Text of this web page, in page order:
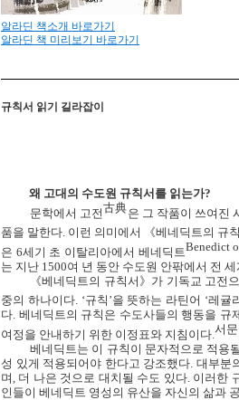
알라딘 책소개 바로가기
알라딘 책 미리보기 바로가기
규칙서 읽기 길라잡이
왜 고대의 수도원 규칙서를 읽는가?
문학에서 고전古典은 그 작품이 쓰여진
품을 말한다. 이런 의미에서 《베네딕트의 규
은 6세기 초 이탈리아에서 베네딕트Benedict
는 지난 1500여 년 동안 수도원 안팎에서 전
《베네딕트의 규칙서》가 기독교 고전
중의 하나이다. ‘규칙’을 뜻하는 라틴어 ‘레귤
다. 베네딕트의 규칙은 수도사들의 행동을 규
여정을 안내하기 위한 이정표와 지침이다 서문
베네딕트는 이 규칙이 문자적으로 적용
성 있게 적용되어야 한다고 강조했다 대부분
며 더 나은 것으로 대치될 수도 있다. 이러한
인들이 베네딕트 영성의 유산을 자신의 삶과